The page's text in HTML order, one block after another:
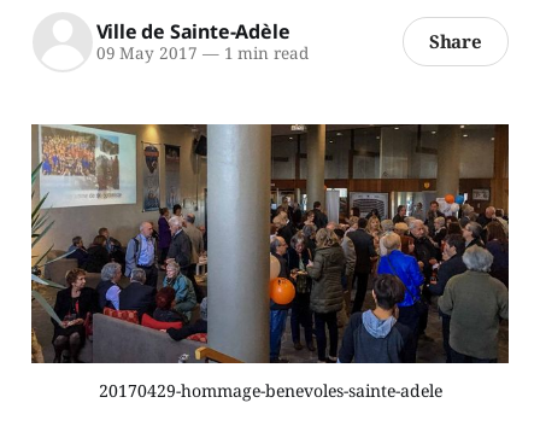
Ville de Sainte-Adèle
09 May 2017 —1 min read Share
20170429-hommage-benevoles-sainte-adele